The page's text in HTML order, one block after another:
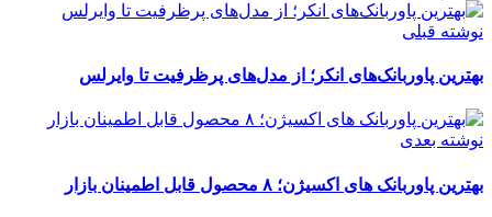
نوشته قبلی
بهترین پاوربانک‌های انکر؛ از مدل‌های پرظرفیت تا وایرلس
نوشته بعدی
بهترین پاوربانک های اکسیژن؛ ۸ محصول قابل اطمینان بازار